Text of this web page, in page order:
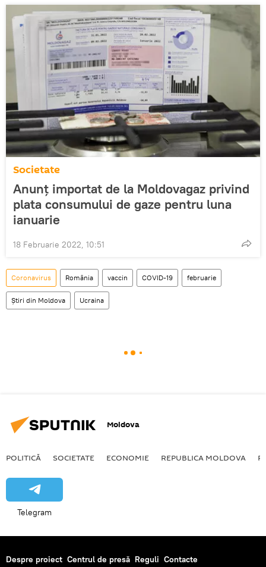
Societate
Anunț importat de la Moldovagaz privind
plata consumului de gaze pentru luna
ianuarie
18 Februarie 2022, 10:51
Coronavirus România vaccin COVID-19 februarie
Știri din Moldova Ucraina
Moldova
POLITICĂ SOCIETATE ECONOMIE REPUBLICA MOLDOVA
Telegram
Despre proiect Centrul de presă Reguli Contacte